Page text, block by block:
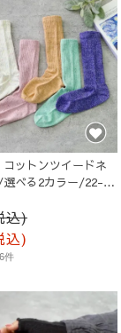
コットンツイードネ
べる2カラー/22-
込)
込)
6件